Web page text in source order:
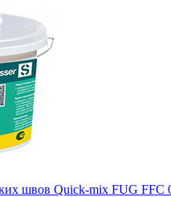
швов Quick-mix FUG